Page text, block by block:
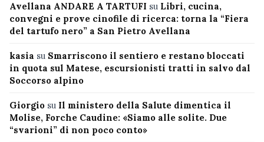
Avellana ANDARE A TARTUFI su Libri, cucina,
convegni e prove cinofile di ricerca: torna la “Fiera
del tartufo nero” a San Pietro Avellana
kasia su Smarriscono il sentiero e restano bloccati
in quota sul Matese, escursionisti tratti in salvo dal
Soccorso alpino
Giorgio su Il ministero della Salute dimentica il
Molise, Forche Caudine: «Siamo alle solite. Due
“svarioni” di non poco conto»